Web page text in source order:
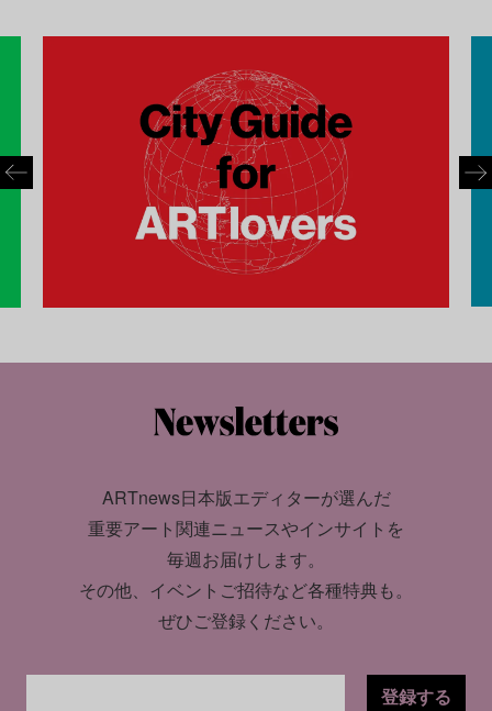
ARTnews日本版エディターが選んだ
重要アート関連ニュースやインサイトを
毎週お届けします。
その他、イベントご招待など各種特典も。
ぜひご登録ください。
登録する